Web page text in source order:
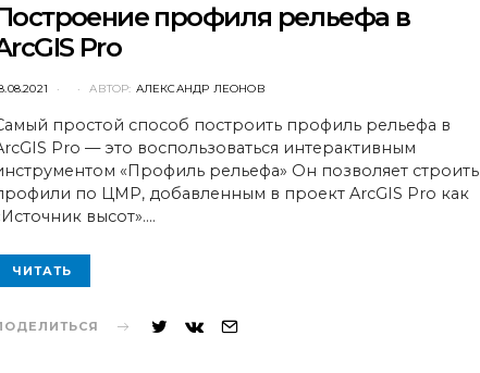
профиля рельефа в
Pro
АВТОР: АЛЕКСАНДР ЛЕОНОВ
простой способ построить профиль рельефа в
Pro — это воспользоваться интерактивным
«Профиль рельефа» Он позволяет строить
по ЦМР, добавленным в проект ArcGIS Pro как
высот».…
ЧИТАТЬ